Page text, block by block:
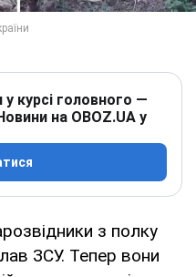
курсі головного —
на OBOZ.UA у
з полку
ЗСУ. Тепер вони